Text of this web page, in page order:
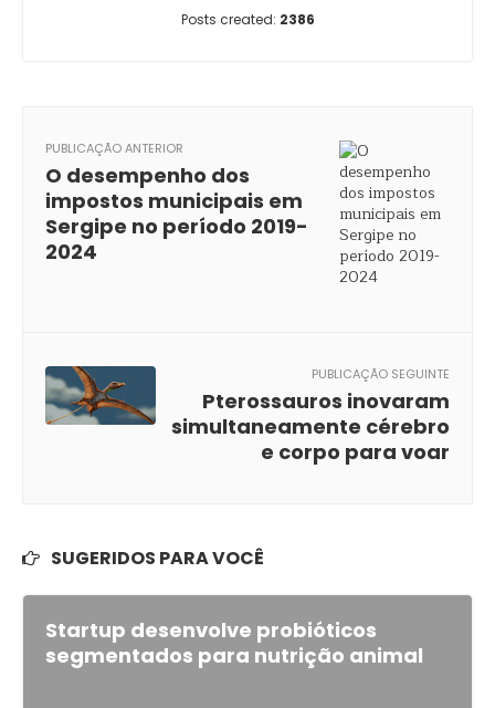
Posts created: 2386
PUBLICAÇÃO ANTERIOR
O desempenho dos
impostos municipais em
Sergipe no período 2019-
2024
PUBLICAÇÃO SEGUINTE
Pterossauros inovaram
simultaneamente cérebro
e corpo para voar
SUGERIDOS PARA VOCÊ
Startup desenvolve probióticos
segmentados para nutrição animal